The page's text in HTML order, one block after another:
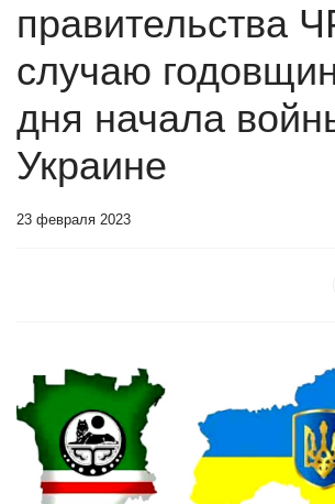
правительства
случаю
дня начала
Украине
23 февраля 2023